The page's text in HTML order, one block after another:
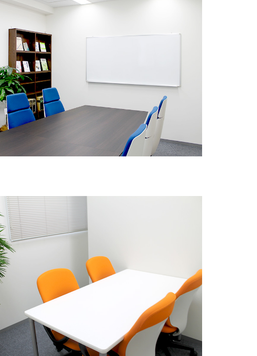
無料相談・お問い合わせ
オフィスデザイン/費用の
シミュレーション
資料請求・ダウンロード
MIRAIZ PLUS
ミライズプラス